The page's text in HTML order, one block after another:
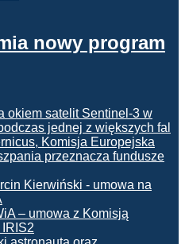
nowy program
przeznacza fundusze
– umowa z Komisją